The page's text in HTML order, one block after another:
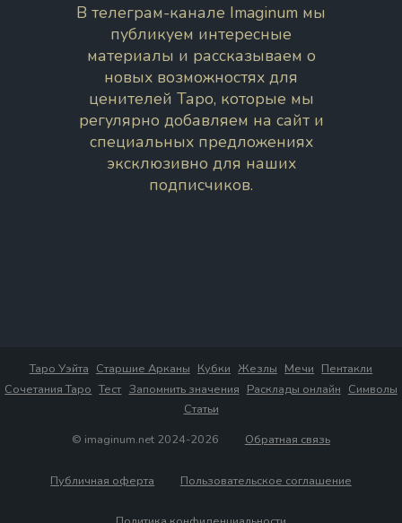
В телеграм-канале Imaginum мы
публикуем интересные
материалы и рассказываем о
новых возможностях для
ценителей Таро, которые мы
регулярно добавляем на сайт и
специальных предложениях
эксклюзивно для наших
подписчиков.
Таро Уэйта Старшие Арканы Кубки Жезлы Мечи Пентакли
Сочетания Таро Тест Запомнить значения Расклады онлайн Символы
Статьи
© imaginum.net 2024-2026
Обратная связь
Публичная оферта Пользовательское соглашение